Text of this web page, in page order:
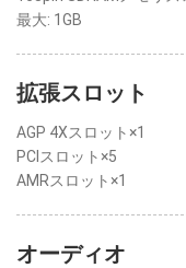
最大: 1GB
拡張スロット
AGP 4Xスロット×1
PCIスロット×5
AMRスロット×1
オーディオ